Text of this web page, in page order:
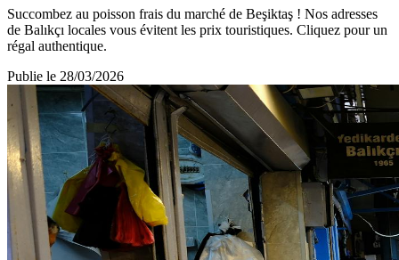
Succombez au poisson frais du marché de Beşiktaş ! Nos adresses
de Balıkçı locales vous évitent les prix touristiques. Cliquez pour un
régal authentique.
Publie le 28/03/2026